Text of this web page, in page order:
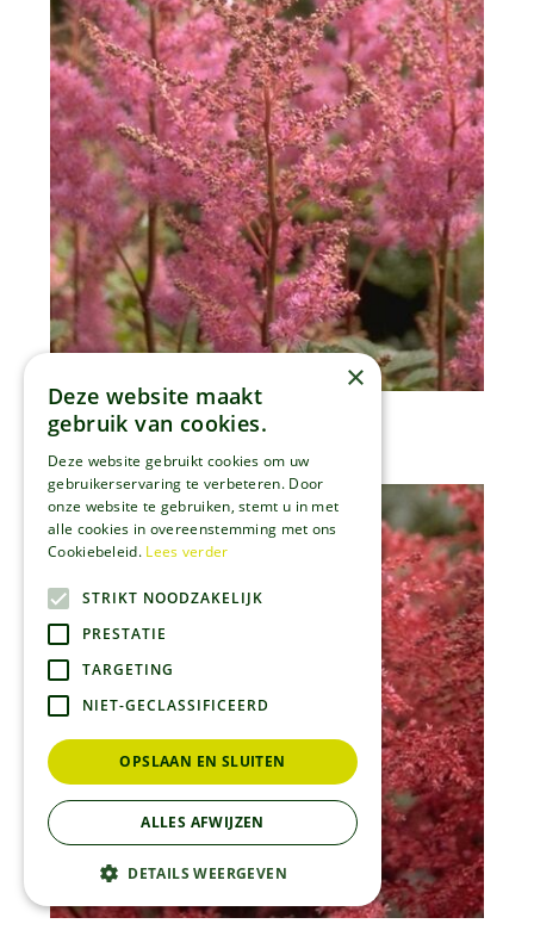
Astilbe 'Amethyst'
×
Deze website maakt
gebruik van cookies.
Deze website gebruikt cookies om uw
gebruikerservaring te verbeteren. Door
onze website te gebruiken, stemt u in met
alle cookies in overeenstemming met ons
Cookiebeleid. Lees verder
STRIKT NOODZAKELIJK
PRESTATIE
TARGETING
NIET-GECLASSIFICEERD
OPSLAAN EN SLUITEN
ALLES AFWIJZEN
DETAILS WEERGEVEN